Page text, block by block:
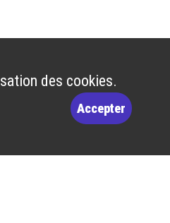
des cookies.
Accepter